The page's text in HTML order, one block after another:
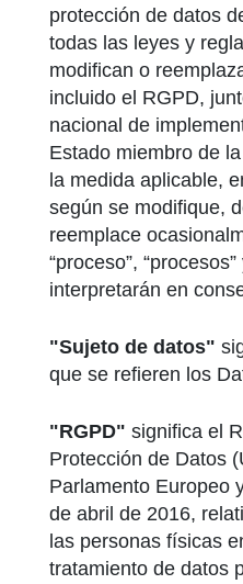
protección de datos
todas las leyes y
modifican o
incluido el RGPD,
nacional de
Estado miembro de
la medida aplicable,
según se modifique,
reemplace
“proceso”,
interpretarán en
"Sujeto de datos"
que se refieren los
"RGPD" significa el
Protección de Datos
Parlamento Europeo
de abril de 2016,
las personas físicas
tratamiento de datos